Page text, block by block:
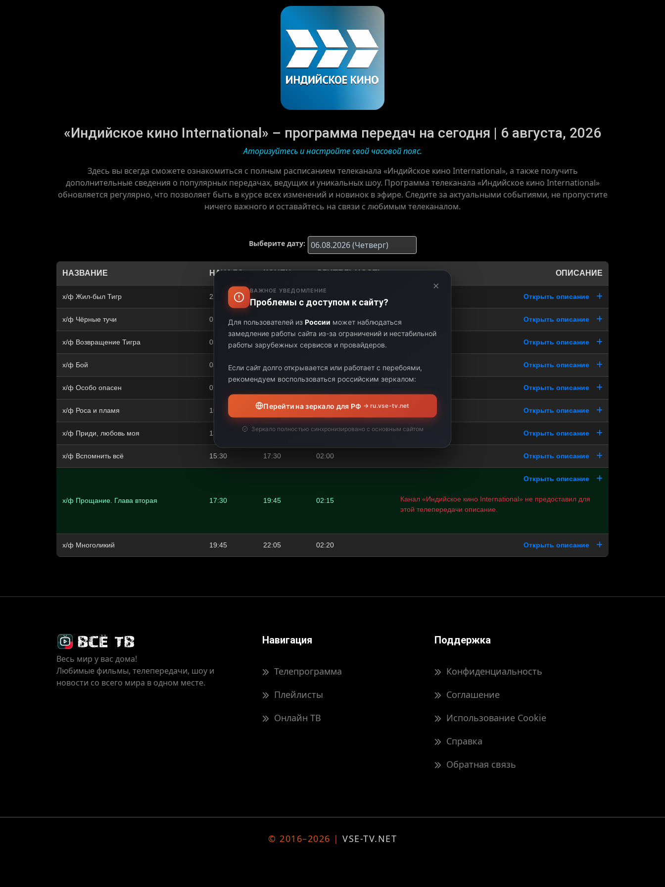
«Индийское кино International» – программа передач на сегодня | 6 августа, 2026
Аторизуйтесь и настройте свой часовой пояс.
Здесь вы всегда сможете ознакомиться с полным расписанием телеканала «Индийское кино International», а также получить
дополнительные сведения о популярных передачах, ведущих и уникальных шоу. Программа телеканала «Индийское кино International»
обновляется регулярно, что позволяет быть в курсе всех изменений и новинок в эфире. Следите за актуальными событиями, не пропустите
ничего важного и оставайтесь на связи с любимым телеканалом.
Выберите дату:
НАЗВАНИЕ НАЧАЛО КОНЕЦ ДЛИТЕЛЬНОСТЬ ОПИСАНИЕ
х/ф Жил-был Тигр 22:45 01:00 Открыть описание
х/ф Чёрные тучи 01:00 03:00 02:00 Открыть описание
х/ф Возвращение Тигра 03:00 05:25 02:25 Открыть описание
х/ф Бой 05:25 07:45 02:20 Открыть описание
х/ф Особо опасен 07:45 Открыть описание
х/ф Роса и пламя 10:15 13:05 02:50 Открыть описание
х/ф Приди, любовь моя 13:05 15:30 02:25 Открыть описание
х/ф Вспомнить всё 15:30 17:30 02:00 Открыть описание
х/ф Прощание. Глава вторая 17:30 19:45 02:15
Открыть описание
Канал «Индийское кино International» не предоставил для
этой телепередачи описание.
х/ф Многоликий 19:45 22:05 02:20 Открыть описание
Весь мир у вас дома!
Любимые фильмы, телепередачи, шоу и
новости со всего мира в одном месте.
Навигация
Телепрограмма
Плейлисты
Онлайн ТВ
Поддержка
Конфиденциальность
Соглашение
Использование Cookie
Справка
Обратная связь
© 2016–2026 | VSE-TV.NET
×
ВАЖНОЕ УВЕДОМЛЕНИЕ
Проблемы с доступом к сайту?
Для пользователей из России может наблюдаться
замедление работы сайта из-за ограничений и нестабильной
работы зарубежных сервисов и провайдеров.
Если сайт долго открывается или работает с перебоями,
рекомендуем воспользоваться российским зеркалом:
Перейти на зеркало для РФ → ru.vse-tv.net
Зеркало полностью синхронизировано с основным сайтом